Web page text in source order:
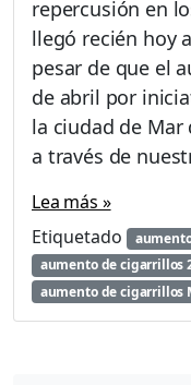
repercusión en
llegó recién hoy
pesar de que el
de abril por
la ciudad de Mar
a través de
Lea más »
Etiquetado
aumento de cigarrillos
aumento de cigarrillos